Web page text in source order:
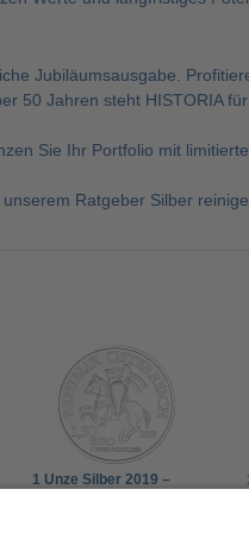
Jubiläumsausgabe.
50 Jahren steht HISTORIA
Sie Ihr Portfolio mit
Ratgeber Silber
1 Unze Silber 2019 –